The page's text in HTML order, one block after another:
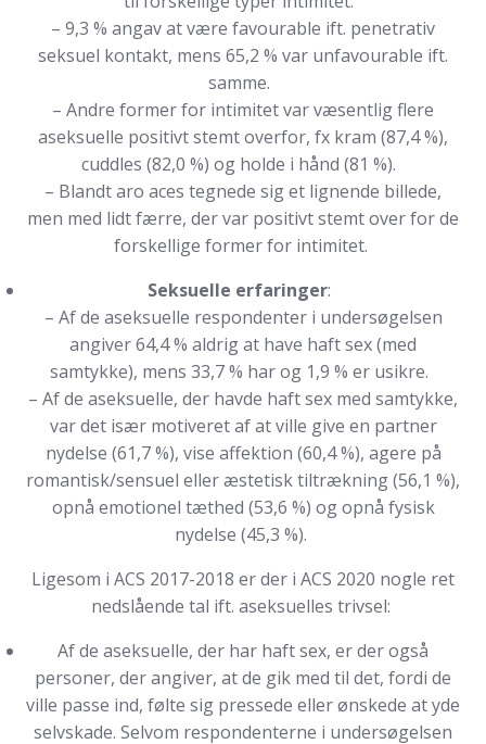
– 9,3 % angav at være favourable ift. penetrativ
seksuel kontakt, mens 65,2 % var unfavourable ift.
samme.
– Andre former for intimitet var væsentlig flere
aseksuelle positivt stemt overfor, fx kram (87,4 %),
cuddles (82,0 %) og holde i hånd (81 %).
– Blandt aro aces tegnede sig et lignende billede,
men med lidt færre, der var positivt stemt over for de
forskellige former for intimitet.
Seksuelle erfaringer:
– Af de aseksuelle respondenter i undersøgelsen
angiver 64,4 % aldrig at have haft sex (med
samtykke), mens 33,7 % har og 1,9 % er usikre.
– Af de aseksuelle, der havde haft sex med samtykke,
var det især motiveret af at ville give en partner
nydelse (61,7 %), vise affektion (60,4 %), agere på
romantisk/sensuel eller æstetisk tiltrækning (56,1 %),
opnå emotionel tæthed (53,6 %) og opnå fysisk
nydelse (45,3 %).
Ligesom i ACS 2017-2018 er der i ACS 2020 nogle ret
nedslående tal ift. aseksuelles trivsel:
Af de aseksuelle, der har haft sex, er der også
personer, der angiver, at de gik med til det, fordi de
ville passe ind, følte sig pressede eller ønskede at yde
selvskade. Selvom respondenterne i undersøgelsen